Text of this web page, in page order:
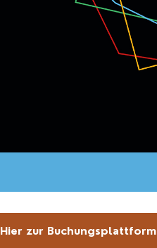
Hier zur Buchungsplattform